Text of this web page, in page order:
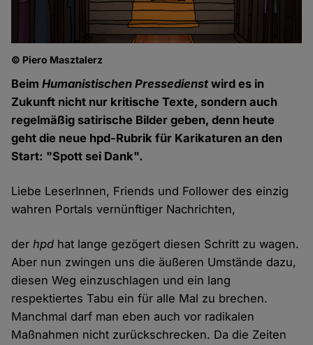
© Piero Masztalerz
BeimHumanistischen Pressedienstwird es in
Zukunft nicht nur kritische Texte, sondern auch
regelmäßig satirische Bilder geben, denn heute
geht die neue hpd-Rubrik für Karikaturen an den
Start: "Spott sei Dank".
Liebe LeserInnen, Friends und Follower des einzig
wahren Portals vernünftiger Nachrichten,
derhpd hat lange gezögert diesen Schritt zu wagen.
Aber nun zwingen uns die äußeren Umstände dazu,
diesen Weg einzuschlagen und ein lang
respektiertes Tabu ein für alle Mal zu brechen.
Manchmal darf man eben auch vor radikalen
Maßnahmen nicht zurückschrecken. Da die Zeiten